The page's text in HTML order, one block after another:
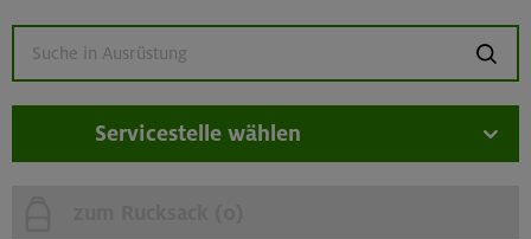
suchen
Servicestelle wählen